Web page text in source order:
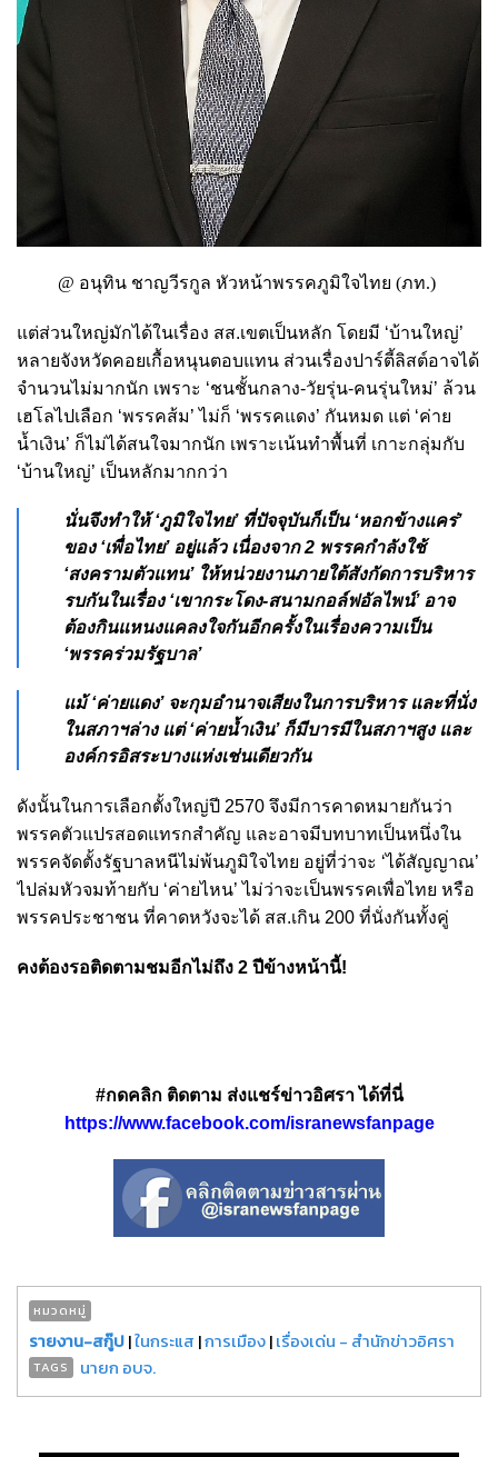
@ อนุทิน ชาญวีรกูล หัวหน้าพรรคภูมิใจไทย (ภท.)
แต่ส่วนใหญ่มักได้ในเรื่อง สส.เขตเป็นหลัก โดยมี ‘บ้านใหญ่’
หลายจังหวัดคอยเกื้อหนุนตอบแทน ส่วนเรื่องปาร์ตี้ลิสต์อาจได้
จำนวนไม่มากนัก เพราะ ‘ชนชั้นกลาง-วัยรุ่น-คนรุ่นใหม่’ ล้วน
เฮโลไปเลือก ‘พรรคส้ม’ ไม่ก็ ‘พรรคแดง’ กันหมด แต่ ‘ค่าย
น้ำเงิน’ ก็ไม่ได้สนใจมากนัก เพราะเน้นทำพื้นที่ เกาะกลุ่มกับ
‘บ้านใหญ่’ เป็นหลักมากกว่า
นั่นจึงทำให้ ‘ภูมิใจไทย’ ที่ปัจจุบันก็เป็น ‘หอกข้างแคร่’
ของ ‘เพื่อไทย’ อยู่แล้ว เนื่องจาก 2 พรรคกำลังใช้
‘สงครามตัวแทน’ ให้หน่วยงานภายใต้สังกัดการบริหาร
รบกันในเรื่อง ‘เขากระโดง-สนามกอล์ฟอัลไพน์’ อาจ
ต้องกินแหนงแคลงใจกันอีกครั้งในเรื่องความเป็น
‘พรรคร่วมรัฐบาล’
แม้ ‘ค่ายแดง’ จะกุมอำนาจเสียงในการบริหาร และที่นั่ง
ในสภาฯล่าง แต่ ‘ค่ายน้ำเงิน’ ก็มีบารมีในสภาฯสูง และ
องค์กรอิสระบางแห่งเช่นเดียวกัน
ดังนั้นในการเลือกตั้งใหญ่ปี 2570 จึงมีการคาดหมายกันว่า
พรรคตัวแปรสอดแทรกสำคัญ และอาจมีบทบาทเป็นหนึ่งใน
พรรคจัดตั้งรัฐบาลหนีไม่พ้นภูมิใจไทย อยู่ที่ว่าจะ ‘ได้สัญญาณ’
ไปล่มหัวจมท้ายกับ ‘ค่ายไหน’ ไม่ว่าจะเป็นพรรคเพื่อไทย หรือ
พรรคประชาชน ที่คาดหวังจะได้ สส.เกิน 200 ที่นั่งกันทั้งคู่
คงต้องรอติดตามชมอีกไม่ถึง 2 ปีข้างหน้านี้!
#กดคลิก ติดตาม ส่งแชร์ข่าวอิศรา ได้ที่นี่
https://www.facebook.com/isranewsfanpage
หมวดหมู่
รายงาน-สกู๊ป|ในกระแส |การเมือง|เรื่องเด่น - สำนักข่าวอิศรา
TAGS นายก อบจ.